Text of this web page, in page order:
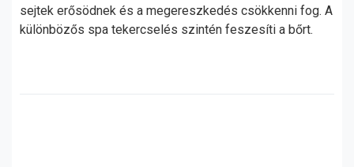
sejtek erősödnek és a megereszkedés csökkenni fog. A
különbözős spa tekercselés szintén feszesíti a bőrt.